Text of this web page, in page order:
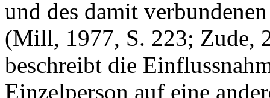
und des damit
(Mill, 1977, S. 223; Zude,
beschreibt die
Einzelperson auf eine